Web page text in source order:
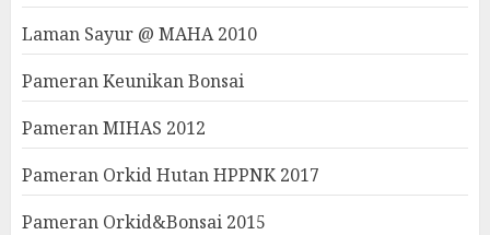
Laman Sayur @ MAHA 2010
Pameran Keunikan Bonsai
Pameran MIHAS 2012
Pameran Orkid Hutan HPPNK 2017
Pameran Orkid&Bonsai 2015